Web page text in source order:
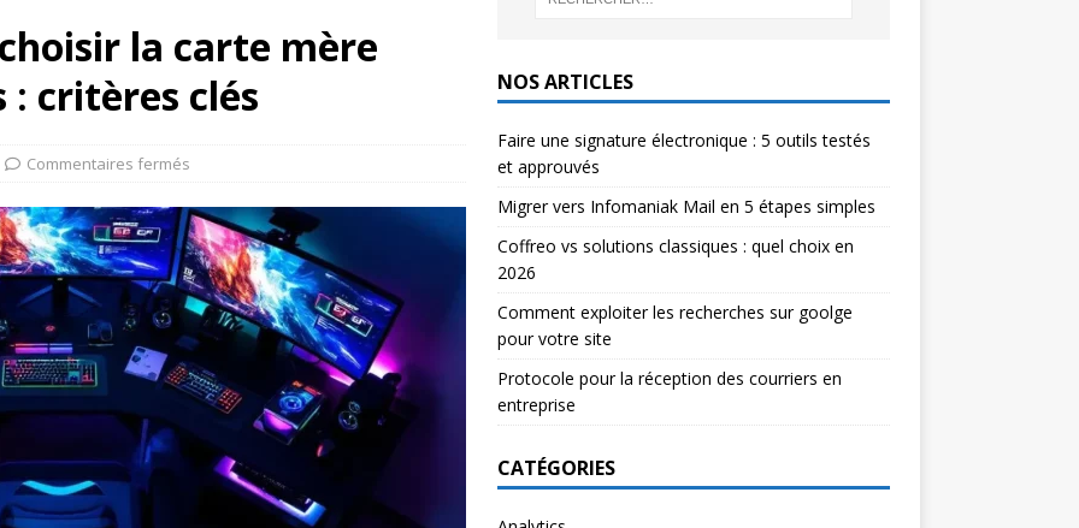
électronique : 5 outils testés et approuvés
Infomaniak Mail en 5 étapes simples
la carte mère
: critères clés
Commentaires fermés
NOS ARTICLES
Faire une signature électronique : 5 outils testés
et approuvés
Migrer vers Infomaniak Mail en 5 étapes simples
Coffreo vs solutions classiques : quel choix en
2026
Comment exploiter les recherches sur goolge
pour votre site
Protocole pour la réception des courriers en
entreprise
CATÉGORIES